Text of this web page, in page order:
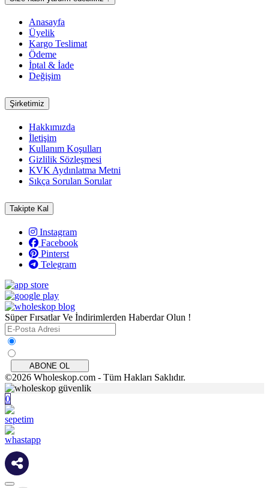
Anasayfa
Üyelik
Kargo Teslimat
Ödeme
İptal & İade
Değişim
Şirketimiz
Hakkımızda
İletişim
Kullanım Koşulları
Gizlilik Sözleşmesi
KVK Aydınlatma Metni
Sıkça Sorulan Sorular
Takipte Kal
Instagram
Facebook
Pinterst
Telegram
Süper Fırsatlar Ve İndirimlerden Haberdar Olun !
ABONE OL
©2026 Wholeskop.com - Tüm Hakları Saklıdır.
0